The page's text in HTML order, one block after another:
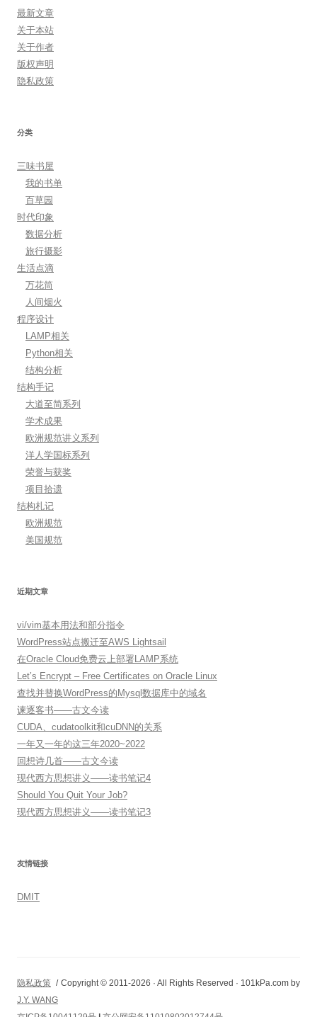
最新文章
关于本站
关于作者
版权声明
隐私政策
分类
三味书屋
我的书单
百草园
时代印象
数据分析
旅行摄影
生活点滴
万花筒
人间烟火
程序设计
LAMP相关
Python相关
结构分析
结构手记
大道至简系列
学术成果
欧洲规范讲义系列
洋人学国标系列
荣誉与获奖
项目拾遗
结构札记
欧洲规范
美国规范
近期文章
vi/vim基本用法和部分指令
WordPress站点搬迁至AWS Lightsail
在Oracle Cloud免费云上部署LAMP系统
Let’s Encrypt – Free Certificates on Oracle Linux
查找并替换WordPress的Mysql数据库中的域名
谏逐客书——古文今读
CUDA、cudatoolkit和cuDNN的关系
一年又一年的这三年2020~2022
回想诗几首——古文今读
现代西方思想讲义——读书笔记4
Should You Quit Your Job?
现代西方思想讲义——读书笔记3
友情链接
DMIT
隐私政策
Copyright © 2011-2026 · All Rights Reserved · 101kPa.com by
J.Y. WANG